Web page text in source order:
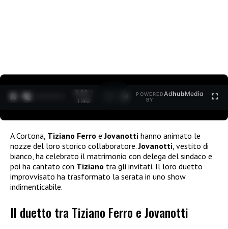
0:30 /
1:40
POWERED
BY
AdhubMedia
A Cortona, Tiziano Ferro eJovanotti hanno animato le
nozze del loro storico collaboratore.Jovanotti , vestito di
bianco, ha celebrato il matrimonio con delega del sindaco e
poi ha cantato con Tiziano tra gli invitati. Il loro duetto
improvvisato ha trasformato la serata in uno show
indimenticabile.
Il duetto tra Tiziano Ferro e Jovanotti